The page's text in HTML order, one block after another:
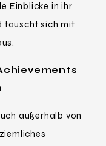
Einblicke in ihr
tauscht sich mit
außerhalb von